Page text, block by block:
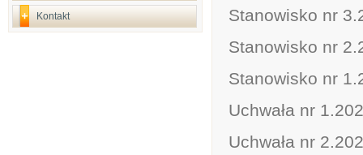
Kontakt
Stanowisko nr
Stanowisko nr
Stanowisko nr
Uchwała nr
Uchwała nr